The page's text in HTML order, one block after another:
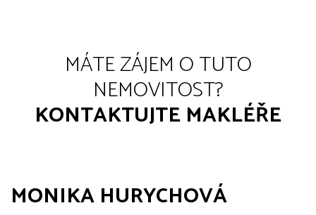
MÁTE ZÁJEM O TUTO
NEMOVITOST?
KONTAKTUJTE MAKLÉŘE
MONIKA HURYCHOVÁ